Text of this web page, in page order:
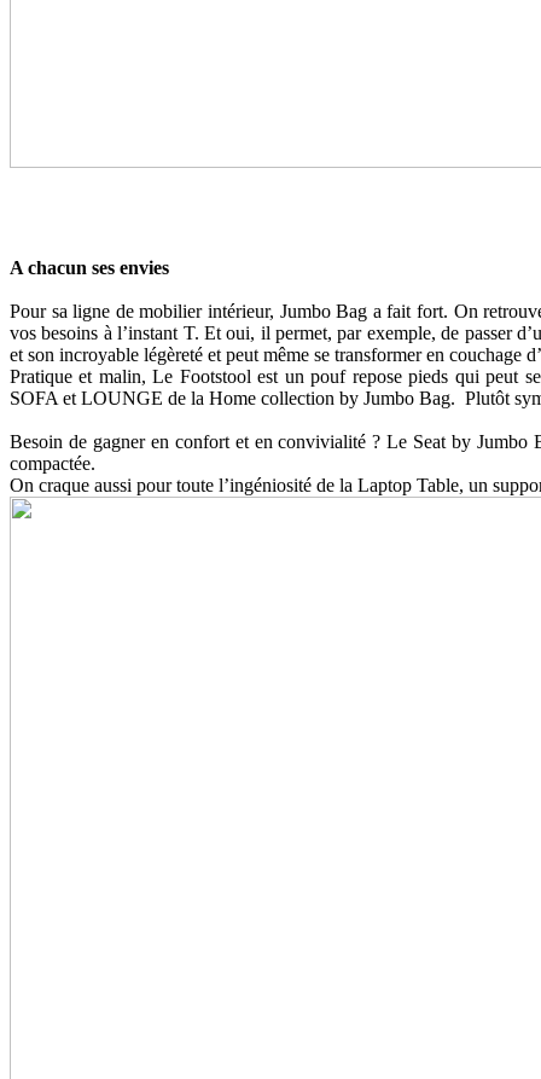
A chacun ses envies
Pour sa ligne de mobilier intérieur, Jumbo Bag a fait fort. On
vos besoins à l’instant T. Et oui, il permet, par exemple, de passer
et son incroyable légèreté et peut même se transformer en couchage
Pratique et malin, Le Footstool est un pouf repose pieds qui peut
SOFA et LOUNGE de la Home collection by Jumbo Bag. Plutôt
Besoin de gagner en confort et en convivialité ? Le Seat by
compactée.
On craque aussi pour toute l’ingéniosité de la Laptop Table, un